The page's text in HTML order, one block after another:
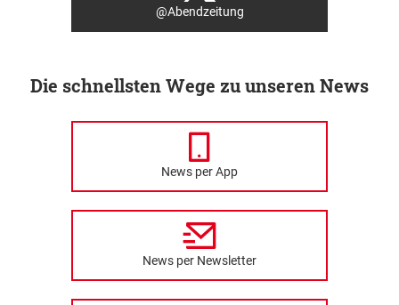
@Abendzeitung
Die schnellsten Wege zu unseren News
News per App
News per Newsletter